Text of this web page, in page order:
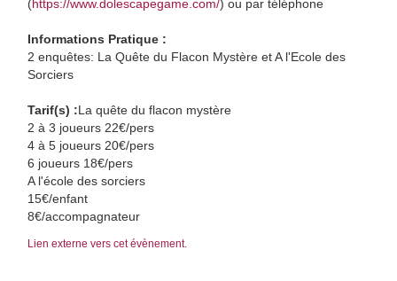
(https://www.dolescapegame.com/) ou par téléphone
Informations Pratique :
2 enquêtes: La Quête du Flacon Mystère et A l'Ecole des
Sorciers
Tarif(s) :La quête du flacon mystère
2 à 3 joueurs 22€/pers
4 à 5 joueurs 20€/pers
6 joueurs 18€/pers
A l'école des sorciers
15€/enfant
8€/accompagnateur
Lien externe vers cet évènement.